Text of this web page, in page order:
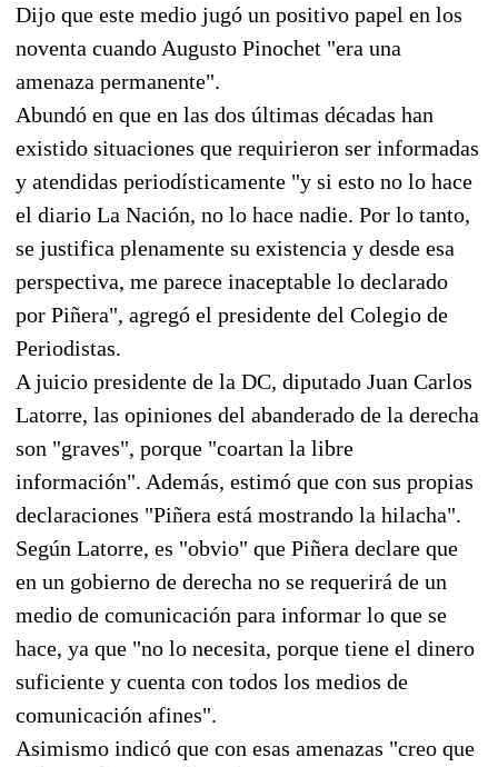
Dijo que este medio jugó un positivo papel en los
noventa cuando Augusto Pinochet "era una
amenaza permanente".
Abundó en que en las dos últimas décadas han
existido situaciones que requirieron ser informadas
y atendidas periodísticamente "y si esto no lo hace
el diario La Nación, no lo hace nadie. Por lo tanto,
se justifica plenamente su existencia y desde esa
perspectiva, me parece inaceptable lo declarado
por Piñera", agregó el presidente del Colegio de
Periodistas.
A juicio presidente de la DC, diputado Juan Carlos
Latorre, las opiniones del abanderado de la derecha
son "graves", porque "coartan la libre
información". Además, estimó que con sus propias
declaraciones "Piñera está mostrando la hilacha".
Según Latorre, es "obvio" que Piñera declare que
en un gobierno de derecha no se requerirá de un
medio de comunicación para informar lo que se
hace, ya que "no lo necesita, porque tiene el dinero
suficiente y cuenta con todos los medios de
comunicación afines".
Asimismo indicó que con esas amenazas "creo que